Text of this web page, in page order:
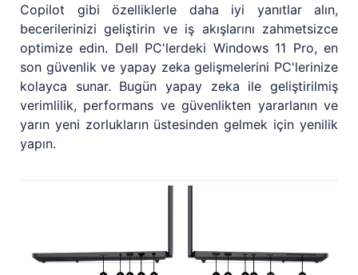
Copilot gibi özelliklerle daha iyi yanıtlar alın,
becerilerinizi geliştirin ve iş akışlarını zahmetsizce
optimize edin. Dell PC'lerdeki Windows 11 Pro, en
son güvenlik ve yapay zeka gelişmelerini PC'lerinize
kolayca sunar. Bugün yapay zeka ile geliştirilmiş
verimlilik, performans ve güvenlikten yararlanın ve
yarın yeni zorlukların üstesinden gelmek için yenilik
yapın.